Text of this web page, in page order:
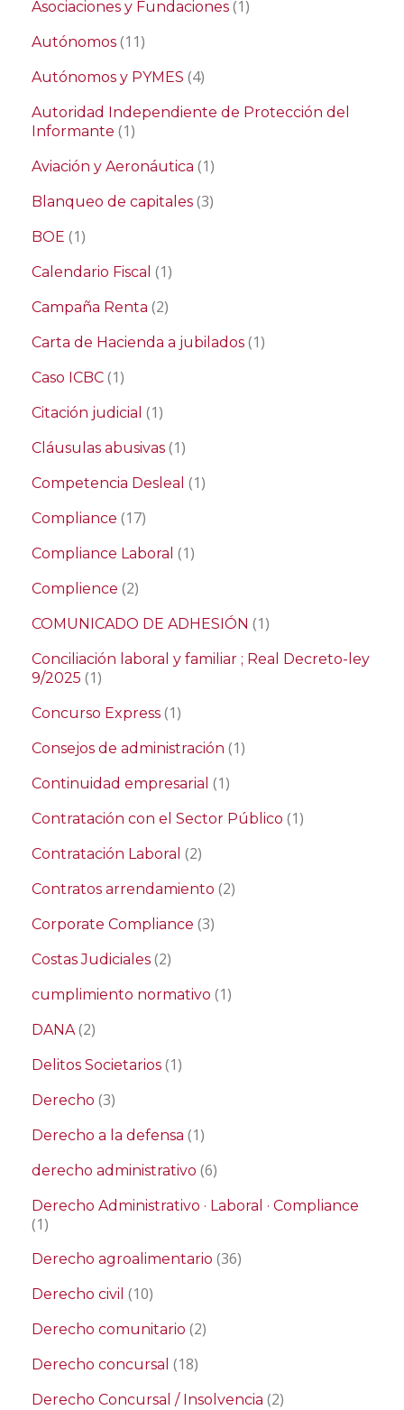
Asociaciones y Fundaciones (1)
Autónomos (11)
Autónomos y PYMES (4)
Autoridad Independiente de Protección del
Informante (1)
Aviación y Aeronáutica (1)
Blanqueo de capitales (3)
BOE (1)
Calendario Fiscal (1)
Campaña Renta (2)
Carta de Hacienda a jubilados (1)
Caso ICBC (1)
Citación judicial (1)
Cláusulas abusivas (1)
Competencia Desleal (1)
Compliance (17)
Compliance Laboral (1)
Complience (2)
COMUNICADO DE ADHESIÓN (1)
Conciliación laboral y familiar ; Real Decreto-ley
9/2025 (1)
Concurso Express (1)
Consejos de administración (1)
Continuidad empresarial (1)
Contratación con el Sector Público (1)
Contratación Laboral (2)
Contratos arrendamiento (2)
Corporate Compliance (3)
Costas Judiciales (2)
cumplimiento normativo (1)
DANA(2)
Delitos Societarios (1)
Derecho (3)
Derecho a la defensa (1)
derecho administrativo (6)
Derecho Administrativo · Laboral · Compliance
(1)
Derecho agroalimentario (36)
Derecho civil (10)
Derecho comunitario (2)
Derecho concursal (18)
Derecho Concursal / Insolvencia (2)